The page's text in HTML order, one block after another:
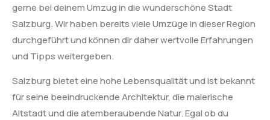
gerne bei deinem Umzug in die wunderschöne Stadt
Salzburg. Wir haben bereits viele Umzüge in dieser Region
durchgeführt und können dir daher wertvolle Erfahrungen
und Tipps weitergeben.
Salzburg bietet eine hohe Lebensqualität und ist bekannt
für seine beeindruckende Architektur, die malerische
Altstadt und die atemberaubende Natur. Egal ob du